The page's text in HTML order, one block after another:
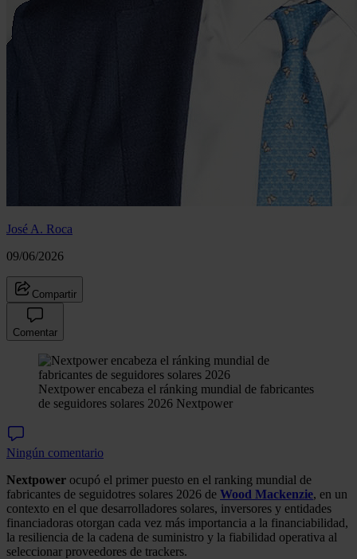
José A. Roca
09/06/2026
Compartir
Comentar
Nextpower encabeza el ránking mundial de fabricantes
de seguidores solares 2026 Nextpower
Ningún comentario
Nextpower ocupó el primer puesto en el ranking mundial de
fabricantes de seguidotres solares 2026 de Wood Mackenzie, en un
contexto en el que desarrolladores solares, inversores y entidades
financiadoras otorgan cada vez más importancia a la financiabilidad,
la resiliencia de la cadena de suministro y la fiabilidad operativa al
seleccionar proveedores de trackers.